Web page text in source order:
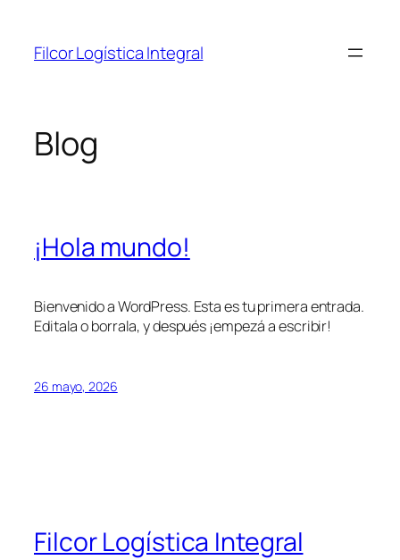
contenido
Filcor Logística Integral
Blog
¡Hola mundo!
Bienvenido a WordPress. Esta es tu primera entrada.
Editala o borrala, y después ¡empezá a escribir!
26 mayo, 2026
Filcor Logística Integral